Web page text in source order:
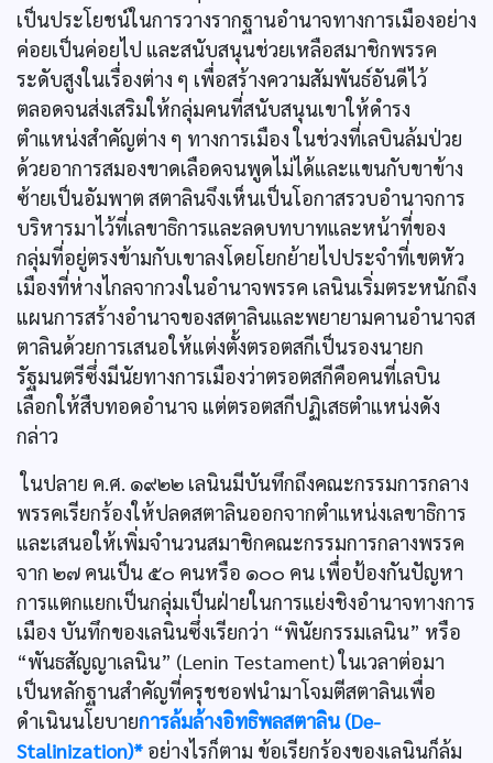
เป็นประโยชน์ในการวางรากฐานอำนาจทางการเมืองอย่าง
ค่อยเป็นค่อยไป และสนับสนุนช่วยเหลือสมาชิกพรรค
ระดับสูงในเรื่องต่าง ๆ เพื่อสร้างความสัมพันธ์อันดีไว้
ตลอดจนส่งเสริมให้กลุ่มคนที่สนับสนุนเขาให้ดำรง
ตำแหน่งสำคัญต่าง ๆ ทางการเมือง ในช่วงที่เลบินล้มป่วย
ด้วยอาการสมองขาดเลือดจนพูดไม่ได้และแขนกับขาข้าง
ซ้ายเป็นอัมพาต สตาลินจึงเห็นเป็นโอกาสรวบอำนาจการ
บริหารมาไว้ที่เลขาธิการและลดบทบาทและหน้าที่ของ
กลุ่มที่อยู่ตรงข้ามกับเขาลงโดยโยกย้ายไปประจำที่เขตหัว
เมืองที่ห่างไกลจากวงในอำนาจพรรค เลนินเริ่มตระหนักถึง
แผนการสร้างอำนาจของสตาลินและพยายามคานอำนาจส
ตาลินด้วยการเสนอให้แต่งตั้งตรอตสกีเป็นรองนายก
รัฐมนตรีซึ่งมีนัยทางการเมืองว่าตรอตสกีคือคนที่เลบิน
เลือกให้สืบทอดอำนาจ แต่ตรอตสกีปฏิเสธตำแหน่งดัง
กล่าว
ในปลาย ค.ศ. ๑๙๒๒ เลนินมีบันทึกถึงคณะกรรมการกลาง
พรรคเรียกร้องให้ปลดสตาลินออกจากตำแหน่งเลขาธิการ
และเสนอให้เพิ่มจำนวนสมาชิกคณะกรรมการกลางพรรค
จาก ๒๗ คนเป็น ๕๐ คนหรือ ๑๐๐ คน เพื่อป้องกันปัญหา
การแตกแยกเป็นกลุ่มเป็นฝ่ายในการแย่งชิงอำนาจทางการ
เมือง บันทึกของเลนินซึ่งเรียกว่า “พินัยกรรมเลนิน” หรือ
“พันธสัญญาเลนิน” (Lenin Testament) ในเวลาต่อมา
เป็นหลักฐานสำคัญที่ครุชชอฟนำมาโจมตีสตาลินเพื่อ
ดำเนินนโยบายการล้มล้างอิทธิพลสตาลิน (De-
Stalinization)* อย่างไรก็ตาม ข้อเรียกร้องของเลนินก็ล้ม